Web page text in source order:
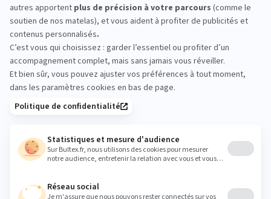
Allongez‑vous quelques minutes sur plusieurs
modèles Bultex, changez de position et notez vos
préférences. C’est la manière la plus fiable de
choisir votre confort.
FRANCELITERIE70@ORANGE.FR
Lundi
Mardi 10:00 - 12:00 14:00 - 19:00
Jeudi 10:00 - 12:00 14:00 - 19:00